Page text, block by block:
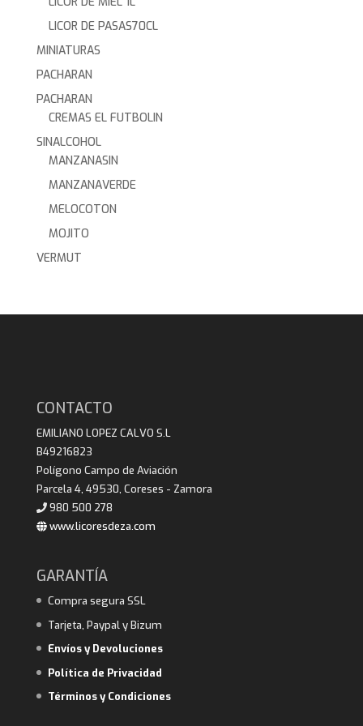
LICOR DE PASAS70CL
MINIATURAS
PACHARAN
PACHARAN
CREMAS EL FUTBOLIN
SINALCOHOL
MANZANASIN
MANZANAVERDE
MELOCOTON
MOJITO
VERMUT
CONTACTO
EMILIANO LOPEZ CALVO S.L
B49216823
Polígono Campo de Aviación
Parcela 4, 49530, Coreses - Zamora
980 500 278
www.licoresdeza.com
GARANTÍA
Compra segura SSL
Tarjeta, Paypal y Bizum
Envíos y Devoluciones
Política de Privacidad
Términos y Condiciones